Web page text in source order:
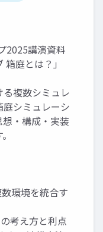
2025講演資料
箱庭とは？」
複数シミュレ
シミュレーシ
・構成・実装
環境を統合す
考え方と利点